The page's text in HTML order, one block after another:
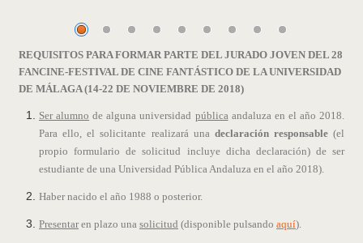
REQUISITOS PARA FORMAR PARTE DEL JURADO JOVEN DEL 28
FANCINE-FESTIVAL DE CINE FANTÁSTICO DE LA UNIVERSIDAD
DE MÁLAGA (14-22 DE NOVIEMBRE DE 2018)
Ser alumno de alguna universidad pública andaluza en el año 2018.
Para ello, el solicitante realizará una declaración responsable (el
propio formulario de solicitud incluye dicha declaración) de ser
estudiante de una Universidad Pública Andaluza en el año 2018).
Haber nacido el año 1988 o posterior.
Presentaren plazo una solicitud (disponible pulsando aquí).